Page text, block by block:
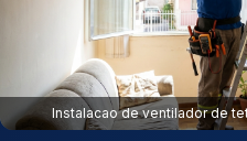
Instalacao de ventilador de